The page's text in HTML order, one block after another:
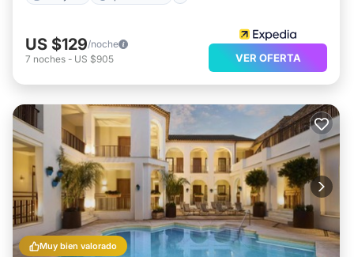
US $129/noche
7 noches - US $905 VER OFERTA
Muy bien valorado